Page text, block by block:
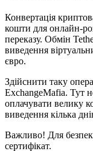
Конвертація
кошти для онлайн-
переказу. Обмін
виведення
євро.
Здійснити таку
ExchangeMafia. Тут
оплачувати велику
виведення кілька
Важливо! Для
сертифікат.